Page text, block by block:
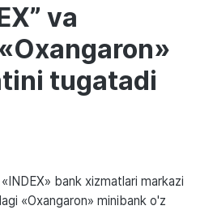
va
tugatadi
bank xizmatlari markazi
«Oxangaron» minibank o'z